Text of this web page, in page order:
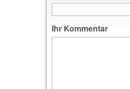
Ihr Kommentar